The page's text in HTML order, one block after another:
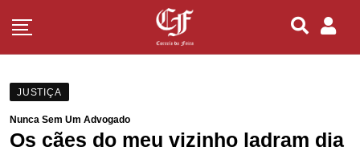
JUSTIÇA
Nunca Sem Um Advogado
Os cães do meu vizinho ladram dia